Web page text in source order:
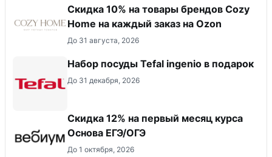
Скидка 10% на товары брендов Cozy
Home на каждый заказ на Оzon
До 31 августа, 2026
Набор посуды Tefal ingenio в подарок
До 31 декабря, 2026
Скидка 12% на первый месяц курса
Основа ЕГЭ/ОГЭ
До 1 октября, 2026